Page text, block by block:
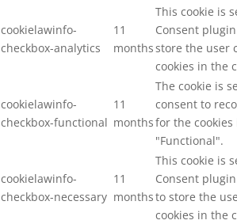
cookielawinfo-
checkbox-analytics
11
months
This cookie is
Consent
store the user
cookies in the
cookielawinfo-
checkbox-functional
11
months
The cookie is
consent to
for the
"Functional".
cookielawinfo-
checkbox-necessary
11
months
This cookie is
Consent
to store the
cookies in the